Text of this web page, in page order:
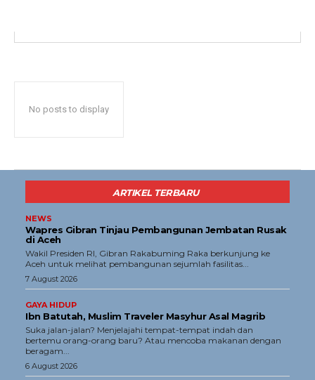
Opini
Teknologi
Indeks
Redaksi
Tentang Kami
Redaksi
Kebijakan Pengguna
No posts to display
ARTIKEL TERBARU
NEWS
Wapres Gibran Tinjau Pembangunan Jembatan Rusak
di Aceh
Wakil Presiden RI, Gibran Rakabuming Raka berkunjung ke
Aceh untuk melihat pembangunan sejumlah fasilitas...
7 August 2026
GAYA HIDUP
Ibn Batutah, Muslim Traveler Masyhur Asal Magrib
Suka jalan-jalan? Menjelajahi tempat-tempat indah dan
bertemu orang-orang baru? Atau mencoba makanan dengan
beragam...
6 August 2026